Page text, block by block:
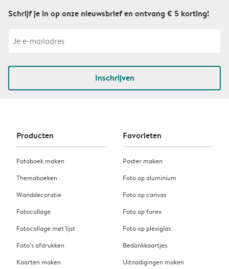
Schrijf je in op onze nieuwsbrief en ontvang € 5 korting!
Inschrijven
Producten
Fotoboek maken
Themaboeken
Wanddecoratie
Fotocollage
Fotocollage met lijst
Foto’s afdrukken
Kaarten maken
Favorieten
Poster maken
Foto op aluminium
Foto op canvas
Foto op forex
Foto op plexiglas
Bedankkaartjes
Uitnodigingen maken